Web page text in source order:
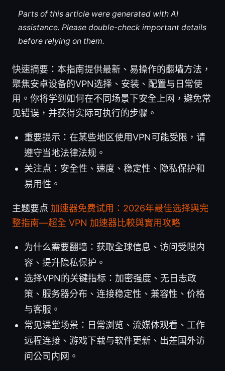
Parts of this article were generated with AI
assistance. Please double-check important details
before relying on them.
快速摘要：本指南提供最新、易操作的翻墙方法，
聚焦安卓设备的VPN选择、安装、配置与日常使
用。你将学到如何在不同场景下安全上网，避免常
见错误，并获得实际可执行的步骤。
重要提示：在某些地区使用VPN可能受限，请
遵守当地法律法规。
关注点：安全性、速度、稳定性、隐私保护和
易用性。
主题要点 加速器免费试用：2026年最佳选择與完
整指南—超全 VPN 加速器比較與實用攻略
为什么需要翻墙：获取全球信息、访问受限内
容、提升隐私保护。
选择VPN的关键指标：加密强度、无日志政
策、服务器分布、连接稳定性、兼容性、价格
与客服。
常见课堂场景：日常浏览、流媒体观看、工作
远程连接、游戏下载与软件更新、出差国外访
问公司内网。